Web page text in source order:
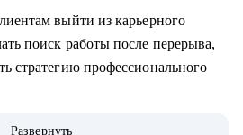
выйти из карьерного
поиск работы после перерыва,
стратегию профессионального
Развернуть